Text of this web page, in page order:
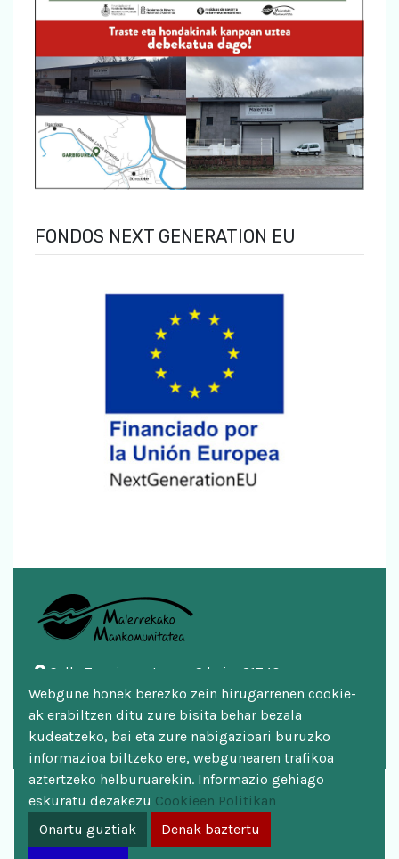
FONDOS NEXT GENERATION EU
Calle Zazpigurutze nº 2 bajo, 31740
Doneztebe/Santesteban
948 451 746 | 948 451 669
mankomunitatea@malerreka.eus
Aviso legal
Política de cookies
Webgune honek berezko zein hirugarrenen cookie-
ak erabiltzen ditu zure bisita behar bezala
kudeatzeko, bai eta zure nabigazioari buruzko
informazioa biltzeko ere, webgunearen trafikoa
aztertzeko helburuarekin. Informazio gehiago
eskuratu dezakezu Cookieen Politikan
Onartu guztiak
Denak baztertu